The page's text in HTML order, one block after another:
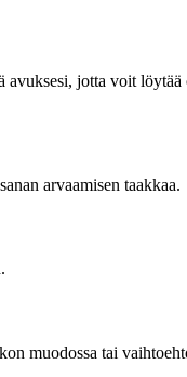
jotta voit
arvaamisen taakkaa.
muodossa tai